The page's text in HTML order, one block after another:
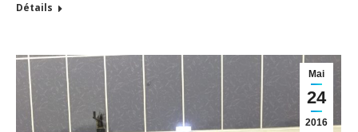
Détails
Mai
24
2016